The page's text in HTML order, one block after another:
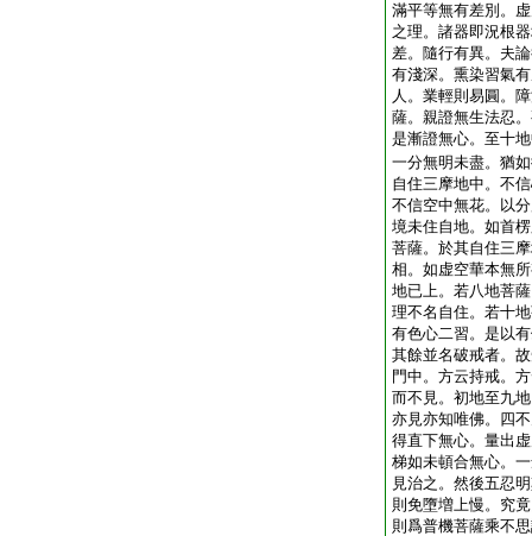
滿平等無有差別。
之理。諸器即況根
差。隨行有異。夫
有淺深。熏染習氣
人。業輕則易圓。
薩。親證無生法忍
是漸證無心。至十
一分無明未盡。猶
自住三摩地中。不
不信空中無花。以
境未住自地。如首
菩薩。於其自住三
相。如虚空華本無
地已上。若八地菩
理不名自住。若十
有色心二習。是以
其餘並名破戒者。
門中。方云持戒。
而不見。初地至九
亦見亦知唯佛。四
得直下無心。量出
梯如未頓合無心。
見治之。然後五忍
則免墮増上慢。究
則爲普機菩薩乘不